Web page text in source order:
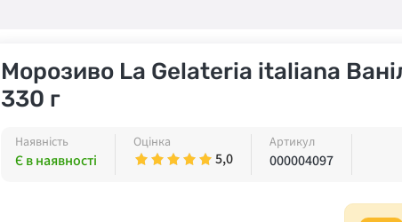
Морозиво La Gelateria italiana
330 г
Наявність
Є в наявності
Оцінка
5,0
Артикул
000004097